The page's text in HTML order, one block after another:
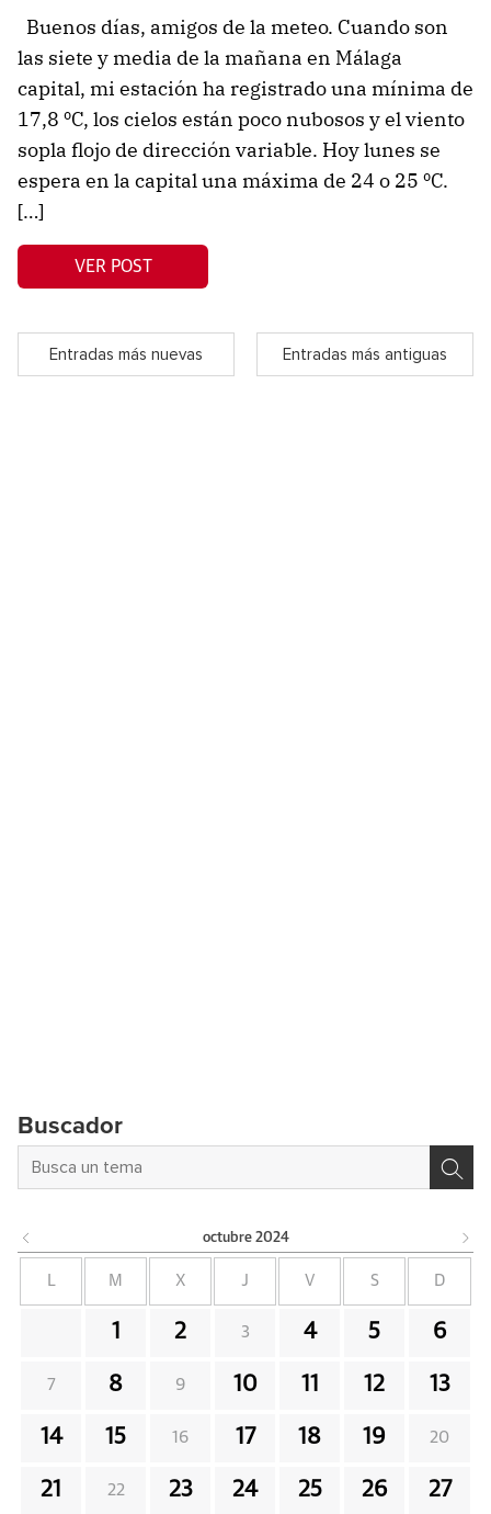
Buenos días, amigos de la meteo. Cuando son
las siete y media de la mañana en Málaga
capital, mi estación ha registrado una mínima de
17,8 ºC, los cielos están poco nubosos y el viento
sopla flojo de dirección variable. Hoy lunes se
espera en la capital una máxima de 24 o 25 ºC.
[…]
VER POST
Entradas más nuevas Entradas más antiguas
Buscador
octubre 2024
L M X J V S D
1 2 3 4 5 6
7 8 9 10 11 12 13
14 15 16 17 18 19 20
21 22 23 24 25 26 27